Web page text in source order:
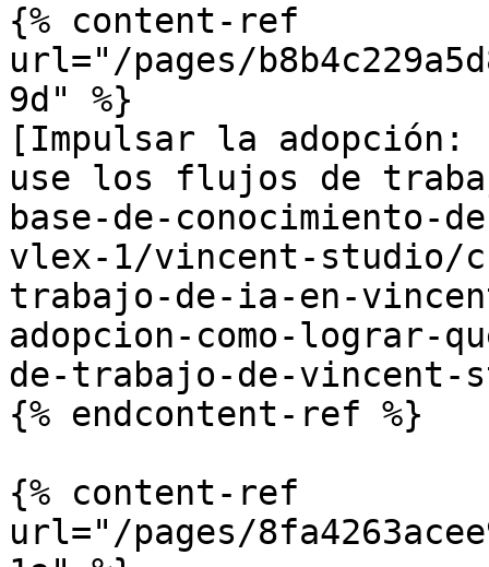
{% content-ref
url="/pages/
9d" %}
[Impulsar la adopción:
use los flujos de
base-de-
vlex-1/vincent-studio/
trabajo-de-ia-en-
adopcion-como-lograr-
de-trabajo-de-vincent-
{% endcontent-ref %}
{% content-ref
url="/pages/